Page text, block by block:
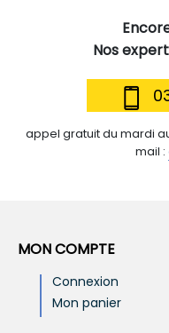
Nos
appel gratuit du mardi
mail :
MON COMPTE
Connexion
Mon panier